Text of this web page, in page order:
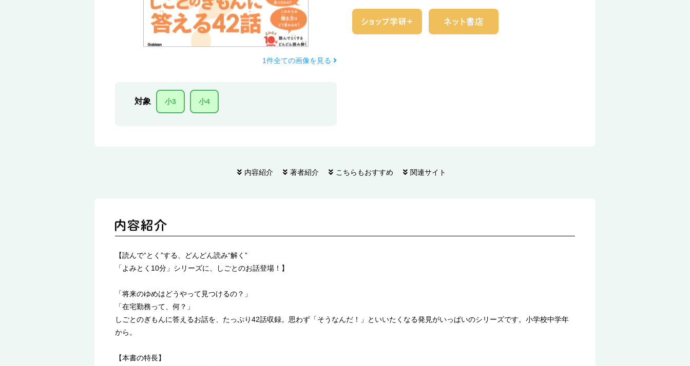
1件全ての画像を見る
対象 小3 小4
内容紹介 著者紹介 こちらもおすすめ 関連サイト
【読んで“とく”する、どんどん読み“解く”
「よみとく10分」シリーズに、しごとのお話登場！】
「将来のゆめはどうやって見つけるの？」
「在宅勤務って、何？」
しごとのぎもんに答えるお話を、たっぷり42話収録。思わず「そうなんだ！」といいたくなる発見がいっぱいのシリーズです。小学校中学年
から。
【本書の特長】